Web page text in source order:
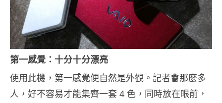
第一感覺：十分十分漂亮
使用此機，第一感覺便自然是外觀。記者會那麼多
人，好不容易才能集齊一套 4 色，同時放在眼前，